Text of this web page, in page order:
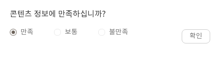
콘텐츠 정보에 만족하십니까?
만족 보통 불만족 확인